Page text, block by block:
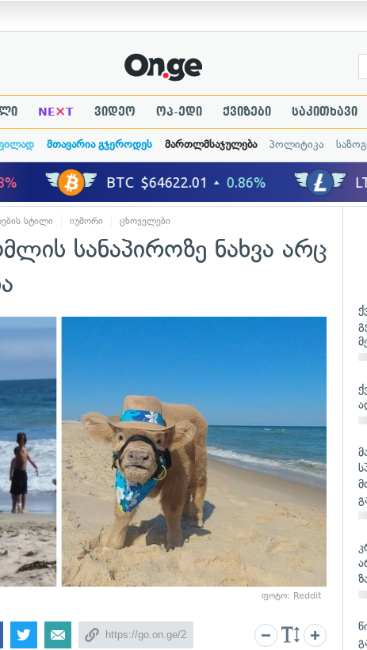
NE×T ვიდეო ოპ-ედი ქვიზები საკითხავი
მთავარია გჯეროდეს მართლმსაჯულება პოლიტიკა
სტილი იუმორი ცხოველები
სანაპიროზე ნახვა არც
ფოტო: Reddit